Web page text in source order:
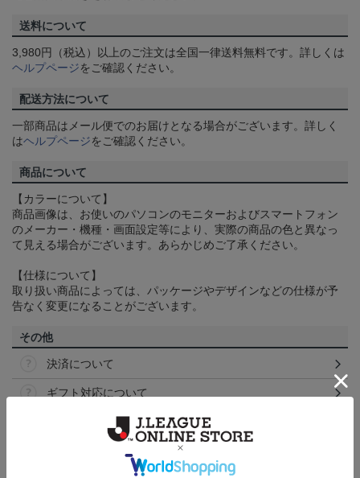
送料について
3,980円（税込）以上のご注文は全国一律送料無料です。詳しくは
ヘルプページをご確認ください。
配送方法について
一部商品はメール便でのお届けとなる場合がございます。詳しく
はヘルプページをご確認ください。
商品について
【カラーについて】
商品画像は、お使いのパソコンのモニターおよびスマートフォン
のメーカー・機種・画面設定等により、実際の商品の色と異なっ
て見える場合がございます。あらかじめご了承ください。
【仕様について】
取り扱い商品によっては、パッケージやデザインなどの仕様が予
告なく変更になることがございます。
その他
決済について
ギフト対応について